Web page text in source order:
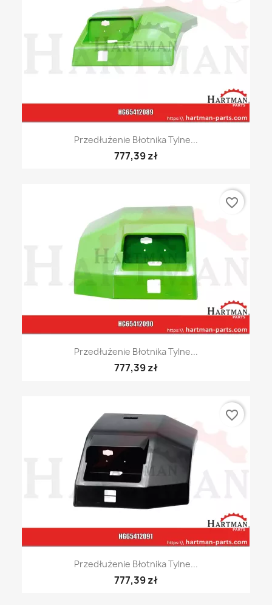
Przedłużenie Błotnika Tylne...
777,39 zł
Przedłużenie Błotnika Tylne...
777,39 zł
favorite_border
Przedłużenie Błotnika Tylne...
777,39 zł
favorite_border